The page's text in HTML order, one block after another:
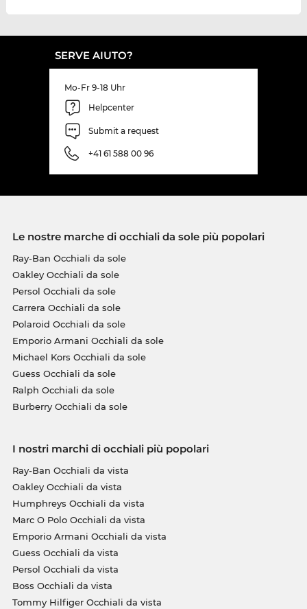
SERVE AIUTO?
Mo-Fr 9-18 Uhr
Helpcenter
Submit a request
+41 61 588 00 96
Le nostre marche di occhiali da sole più popolari
Ray-Ban Occhiali da sole
Oakley Occhiali da sole
Persol Occhiali da sole
Carrera Occhiali da sole
Polaroid Occhiali da sole
Emporio Armani Occhiali da sole
Michael Kors Occhiali da sole
Guess Occhiali da sole
Ralph Occhiali da sole
Burberry Occhiali da sole
I nostri marchi di occhiali più popolari
Ray-Ban Occhiali da vista
Oakley Occhiali da vista
Humphreys Occhiali da vista
Marc O Polo Occhiali da vista
Emporio Armani Occhiali da vista
Guess Occhiali da vista
Persol Occhiali da vista
Boss Occhiali da vista
Tommy Hilfiger Occhiali da vista